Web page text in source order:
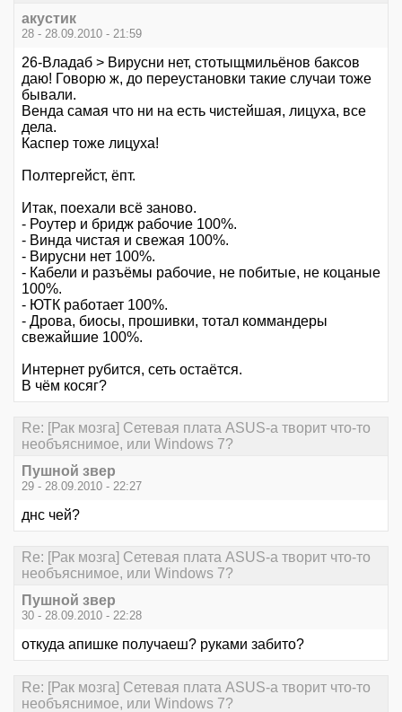
акустик
28 - 28.09.2010 - 21:59
26-Владаб > Вирусни нет, стотыщмильёнов баксов
даю! Говорю ж, до переустановки такие случаи тоже
бывали.
Венда самая что ни на есть чистейшая, лицуха, все
дела.
Каспер тоже лицуха!
Полтергейст, ёпт.
Итак, поехали всё заново.
- Роутер и бридж рабочие 100%.
- Винда чистая и свежая 100%.
- Вирусни нет 100%.
- Кабели и разъёмы рабочие, не побитые, не коцаные
100%.
- ЮТК работает 100%.
- Дрова, биосы, прошивки, тотал коммандеры
свежайшие 100%.
Интернет рубится, сеть остаётся.
В чём косяг?
Re: [Рак мозга] Сетевая плата ASUS-а творит что-то
необъяснимое, или Windows 7?
Пушной звер
29 - 28.09.2010 - 22:27
днс чей?
Re: [Рак мозга] Сетевая плата ASUS-а творит что-то
необъяснимое, или Windows 7?
Пушной звер
30 - 28.09.2010 - 22:28
откуда апишке получаеш? руками забито?
Re: [Рак мозга] Сетевая плата ASUS-а творит что-то
необъяснимое, или Windows 7?